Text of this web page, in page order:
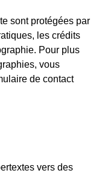
sont protégées par
les crédits
Pour plus
vous
de contact
vers des